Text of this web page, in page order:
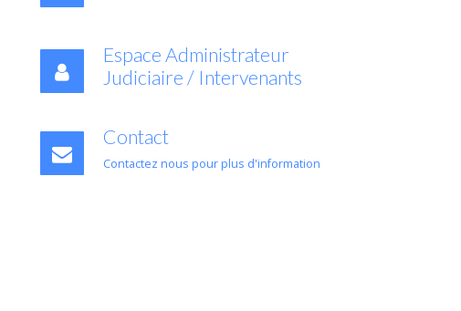
Espace Administrateur
Judiciaire / Intervenants
Contact
Contactez nous pour plus d'information